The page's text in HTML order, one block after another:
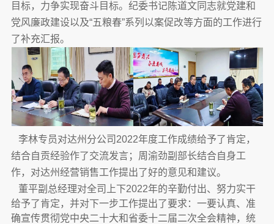
目标，力争实现奋斗目标。纪委书记陈道文同志就党建和
党风廉政建设以及“五粮春”系列以案促改等方面的工作进行
了补充汇报。
李林专员对达州分公司2022年度工作成绩给予了肯定，
结合自贡经验作了交流发言；周渝劲副部长结合自身工
作，对达州经营销售工作提出了好的意见和建议。
董平副总经理对全司上下2022年的辛勤付出、努力实干
给予了肯定，并对下一步工作提出了要求：一要认真、准
确宣传贯彻党中央二十大和省委十二届二次全会精神，统